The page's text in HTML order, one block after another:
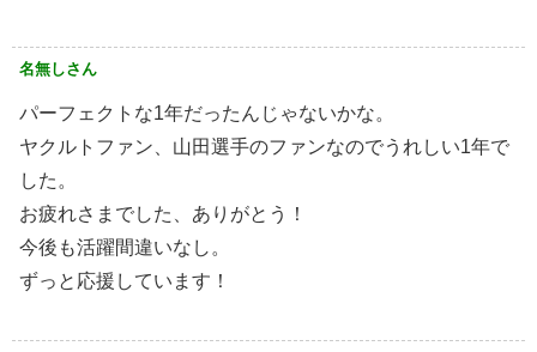
名無しさん
パーフェクトな1年だったんじゃないかな。
ヤクルトファン、山田選手のファンなのでうれしい1年で
した。
お疲れさまでした、ありがとう！
今後も活躍間違いなし。
ずっと応援しています！